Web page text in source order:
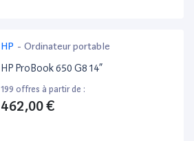
HP - Ordinateur portable
HP ProBook 650 G8 14”
199 offres à partir de :
462,00 €